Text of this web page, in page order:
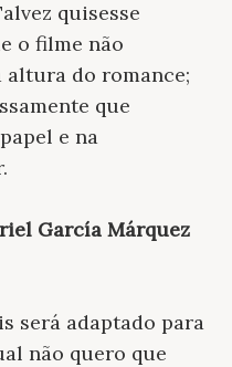
quisesse
o filme não
altura do romance;
que
e na
García Márquez
será adaptado para
não quero que